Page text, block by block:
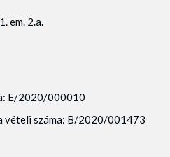
em. 2.a.
E/2020/000010
vételi száma: B/2020/001473